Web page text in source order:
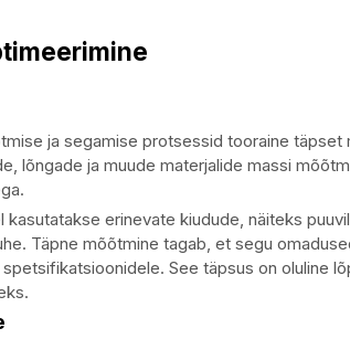
ja segamise protsessid tooraine täpset
lõngade ja muude materjalide massi
erinevate kiudude, näiteks
Täpne mõõtmine tagab, et segu
See täpsus on oluline